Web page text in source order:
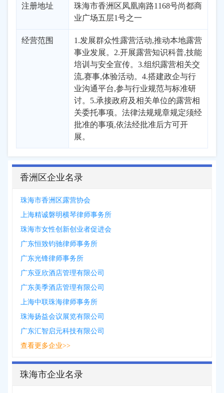
注册地址
珠海市香洲区凤凰南路1168号尚都商
业广场五层1号之一
经营范围
1.发展群众性露营活动,推动本地露营
事业发展。2.开展露营知识科普,技能
培训与安全宣传。3.组织露营相关交
流,赛事,体验活动。4.搭建政企与行
业沟通平台,参与行业规范与标准研
讨。5.承接政府及相关单位的露营相
关委托事项。法律法规规章规定须经
批准的事项,依法经批准后方可开
展。
香洲区企业名录
珠海市香洲区露营协会
上海精诚磐明横琴律师事务所
珠海市女性创新创业者促进会
广东恒致钧驰律师事务所
广东光锋律师事务所
广东亚欣酒店管理有限公司
广东美季酒店管理有限公司
上海中联珠海律师事务所
珠海扬益会议展览有限公司
广东汇智启元科技有限公司
查看更多企业>>
珠海市企业名录